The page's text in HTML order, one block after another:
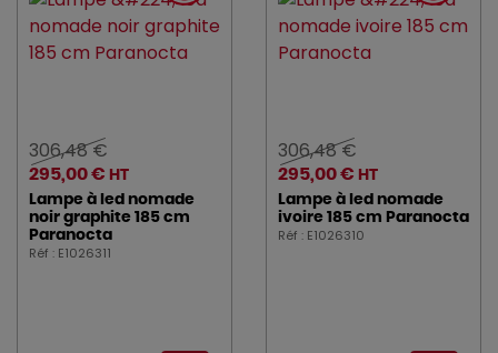
306,48 €
295,00 € HT
Lampe à led nomade
noir graphite 185 cm
Paranocta
Réf : E1026311
306,48 €
295,00 € HT
Lampe à led nomade
ivoire 185 cm Paranocta
Réf : E1026310